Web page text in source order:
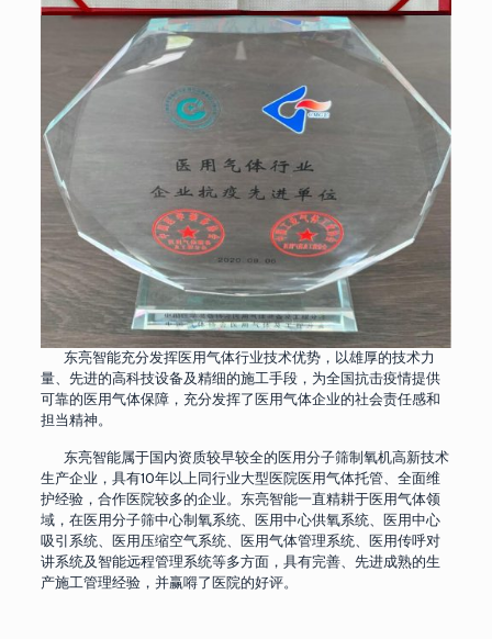
东亮智能充分发挥医用气体行业技术优势，以雄厚的技术力
量、先进的高科技设备及精细的施工手段，为全国抗击疫情提供
可靠的医用气体保障，充分发挥了医用气体企业的社会责任感和
担当精神。
东亮智能属于国内资质较早较全的医用分子筛制氧机高新技术
生产企业，具有10年以上同行业大型医院医用气体托管、全面维
护经验，合作医院较多的企业。东亮智能一直精耕于医用气体领
域，在医用分子筛中心制氧系统、医用中心供氧系统、医用中心
吸引系统、医用压缩空气系统、医用气体管理系统、医用传呼对
讲系统及智能远程管理系统等多方面，具有完善、先进成熟的生
产施工管理经验，并赢嘚了医院的好评。